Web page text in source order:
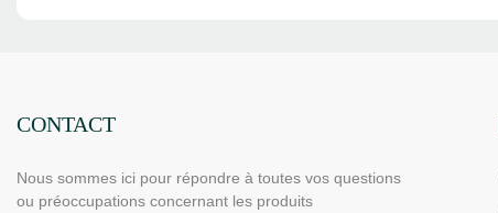
CONTACT
Nous sommes ici pour répondre à toutes vos questions
ou préoccupations concernant les produits